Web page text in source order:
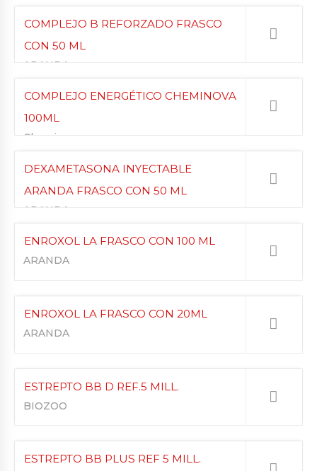
COMPLEJO B REFORZADO FRASCO
CON 50 ML
ARANDA
COMPLEJO ENERGÉTICO CHEMINOVA
100ML
Cheminova
DEXAMETASONA INYECTABLE
ARANDA FRASCO CON 50 ML
ARANDA
ENROXOL LA FRASCO CON 100 ML
ARANDA
ENROXOL LA FRASCO CON 20ML
ARANDA
ESTREPTO BB D REF.5 MILL.
BIOZOO
ESTREPTO BB PLUS REF 5 MILL.